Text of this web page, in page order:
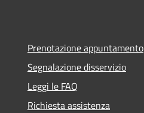
Prenotazione appuntamento
Segnalazione disservizio
Leggi le FAQ
Richiesta assistenza